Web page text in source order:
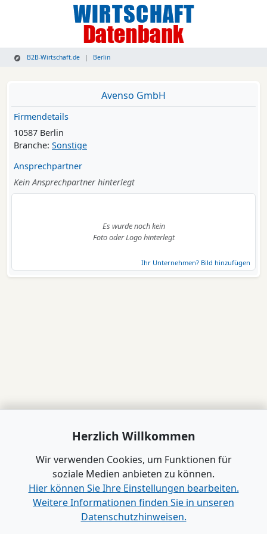
B2B-Wirtschaft.de Berlin
Avenso GmbH
Firmendetails
10587 Berlin
Branche: Sonstige
Ansprechpartner
Kein Ansprechpartner hinterlegt
Es wurde noch kein
Foto oder Logo hinterlegt
Ihr Unternehmen? Bild hinzufügen
Herzlich Willkommen
Wir verwenden Cookies, um Funktionen für
soziale Medien anbieten zu können.
Hier können Sie Ihre Einstellungen bearbeiten.
Weitere Informationen finden Sie in unseren
Datenschutzhinweisen.